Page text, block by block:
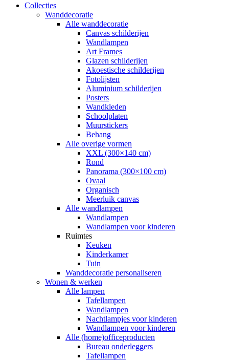
Collecties
Wanddecoratie
Alle wanddecoratie
Canvas schilderijen
Wandlampen
Art Frames
Glazen schilderijen
Akoestische schilderijen
Fotolijsten
Aluminium schilderijen
Posters
Wandkleden
Schoolplaten
Muurstickers
Behang
Alle overige vormen
XXL (300×140 cm)
Rond
Panorama (300×100 cm)
Ovaal
Organisch
Meerluik canvas
Alle wandlampen
Wandlampen
Wandlampen voor kinderen
Ruimtes
Keuken
Kinderkamer
Tuin
Wanddecoratie personaliseren
Wonen & werken
Alle lampen
Tafellampen
Wandlampen
Nachtlampjes voor kinderen
Wandlampen voor kinderen
Alle (home)officeproducten
Bureau onderleggers
Tafellampen